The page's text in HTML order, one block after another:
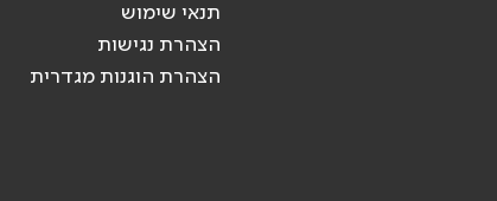
תנאי שימוש
הצהרת נגישות
הצהרת הוגנות מגדרית